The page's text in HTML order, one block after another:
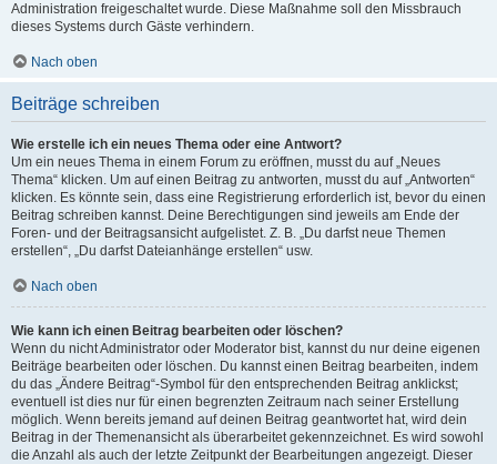
Administration freigeschaltet wurde. Diese Maßnahme soll den Missbrauch
dieses Systems durch Gäste verhindern.
Nach oben
Beiträge schreiben
Wie erstelle ich ein neues Thema oder eine Antwort?
Um ein neues Thema in einem Forum zu eröffnen, musst du auf „Neues
Thema“ klicken. Um auf einen Beitrag zu antworten, musst du auf „Antworten“
klicken. Es könnte sein, dass eine Registrierung erforderlich ist, bevor du einen
Beitrag schreiben kannst. Deine Berechtigungen sind jeweils am Ende der
Foren- und der Beitragsansicht aufgelistet. Z. B. „Du darfst neue Themen
erstellen“, „Du darfst Dateianhänge erstellen“ usw.
Nach oben
Wie kann ich einen Beitrag bearbeiten oder löschen?
Wenn du nicht Administrator oder Moderator bist, kannst du nur deine eigenen
Beiträge bearbeiten oder löschen. Du kannst einen Beitrag bearbeiten, indem
du das „Ändere Beitrag“-Symbol für den entsprechenden Beitrag anklickst;
eventuell ist dies nur für einen begrenzten Zeitraum nach seiner Erstellung
möglich. Wenn bereits jemand auf deinen Beitrag geantwortet hat, wird dein
Beitrag in der Themenansicht als überarbeitet gekennzeichnet. Es wird sowohl
die Anzahl als auch der letzte Zeitpunkt der Bearbeitungen angezeigt. Dieser